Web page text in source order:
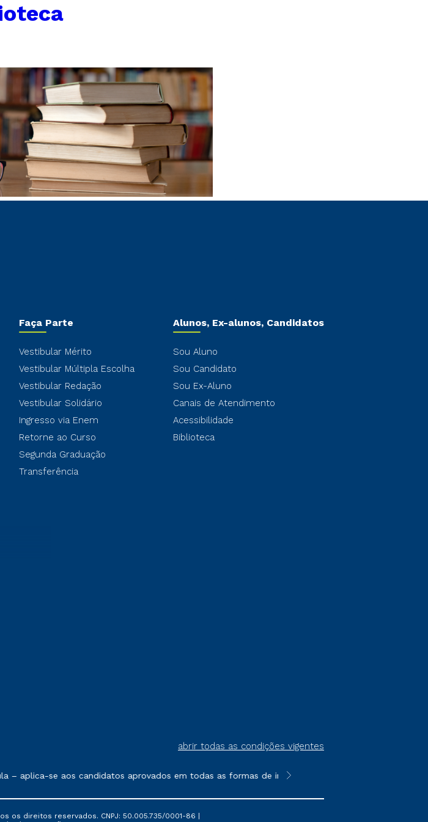
Faça Parte
Vestibular Mérito
Vestibular Múltipla Escolha
Vestibular Redação
Vestibular Solidário
Ingresso via Enem
Retorne ao Curso
Segunda Graduação
Transferência
Alunos, Ex-alunos, Candidatos
Sou Aluno
Sou Candidato
Sou Ex-Aluno
Canais de Atendimento
Acessibilidade
Biblioteca
abrir todas as condições vigentes
de serviços.
aplica-se aos candidatos aprovados em todas as formas de ingresso, exceto na prova on-line
**Semipresencial é um formato do
direitos reservados. CNPJ: 50.005.735/0001-86 |